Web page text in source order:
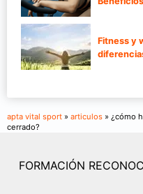
Fitness y
apta vital sport » articulos » ¿cómo
cerrado?
FORMACIÓN